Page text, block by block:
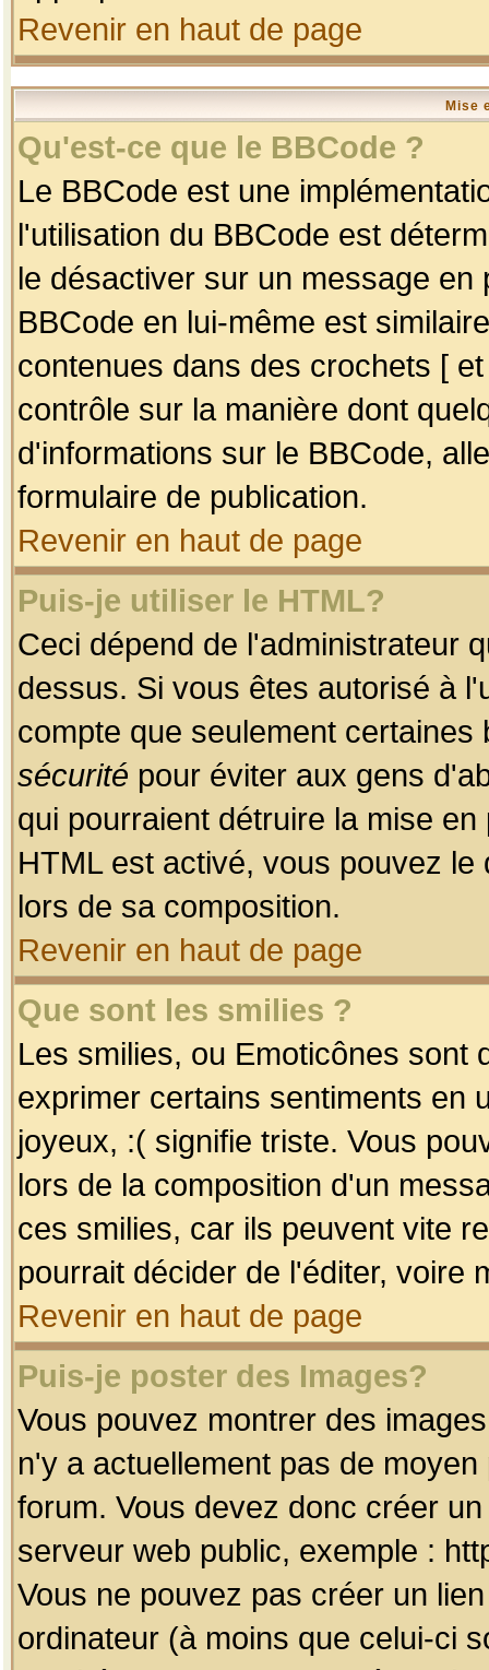
Revenir en haut de page
Mise
Qu'est-ce que le BBCode ?
Le BBCode est une
l'utilisation du BBCode est
le désactiver sur un message
BBCode en lui-même est
contenues dans des crochets [
contrôle sur la manière dont
d'informations sur le BBCode,
formulaire de publication.
Revenir en haut de page
Puis-je utiliser le HTML?
Ceci dépend de l'administrateur
dessus. Si vous êtes autorisé à
compte que seulement
sécurité pour éviter aux gens
qui pourraient détruire la mise
HTML est activé, vous pouvez
lors de sa composition.
Revenir en haut de page
Que sont les smilies ?
Les smilies, ou Emoticônes sont
exprimer certains sentiments en
joyeux, :( signifie triste. Vous
lors de la composition d'un
ces smilies, car ils peuvent vite
pourrait décider de l'éditer, voire
Revenir en haut de page
Puis-je poster des Images?
Vous pouvez montrer des
n'y a actuellement pas de
forum. Vous devez donc créer
serveur web public, exemple :
Vous ne pouvez pas créer un
ordinateur (à moins que celui-ci